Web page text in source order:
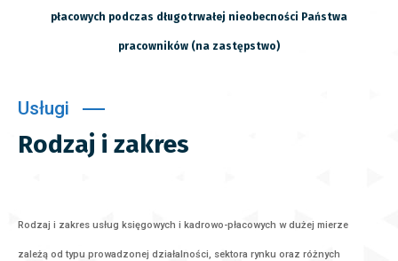
płacowych podczas długotrwałej nieobecności Państwa
pracowników (na zastępstwo)
Usługi
Rodzaj i zakres
Rodzaj i zakres usług księgowych i kadrowo-płacowych w dużej mierze
zależą od typu prowadzonej działalności, sektora rynku oraz różnych